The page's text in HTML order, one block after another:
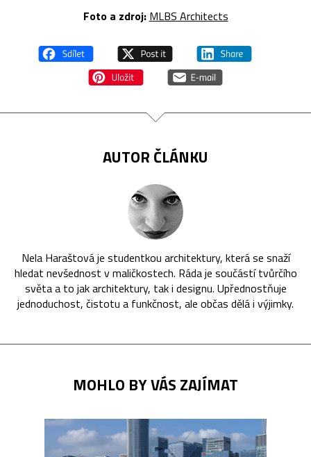
Foto a zdroj: MLBS Architects
AUTOR ČLÁNKU
Nela Haraštová je studentkou architektury, která se snaží
hledat nevšednost v maličkostech. Ráda je součástí tvůrčího
světa a to jak architektury, tak i designu. Upřednostňuje
jednoduchost, čistotu a funkčnost, ale občas dělá i výjimky.
MOHLO BY VÁS ZAJÍMAT